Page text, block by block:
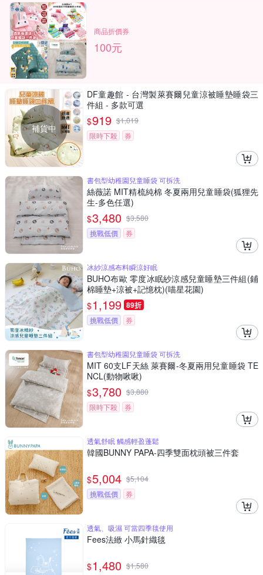
商品折價券
100元
補貨中
DF童趣館 - 台灣製萊賽爾兒童涼被睡墊睡袋三
件組 - 多款可選
$919 $1,019
限時下殺
券
書包型幼稚園兒童睡袋 可拆洗
絲薇諾 MIT精梳純棉 冬夏兩用兒童睡袋(狐狸先
生-多色任選)
$3,480 $3,580
挑戰低價
券
冰紗涼感布料瞬涼好眠
BUHO布歐 零度冰眠紗涼感兒童睡墊三件組(鋪
棉睡墊+涼被+記憶枕)(喵星花園)
$1,199 89折
挑戰低價 券
書包型幼稚園兒童睡袋 可拆洗
MIT 60支LF天絲 萊賽爾-冬夏兩用兒童睡袋 TE
NCL(動物啾啾)
$3,780 $3,880
限時下殺
券
透氣舒眠 觸感輕盈蓬鬆
韓國BUNNY PAPA-四季雙面枕頭被三件套
$5,004 $5,104
挑戰低價
券
透氣、吸濕 可當四季毯使用
Fees法緻 小馬針織毯
$1,480 $1,580